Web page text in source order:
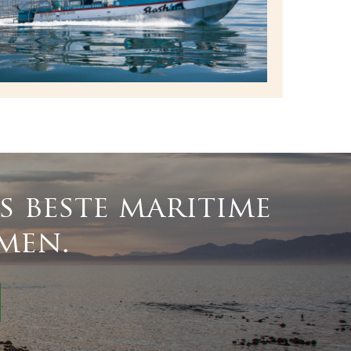
beste maritime